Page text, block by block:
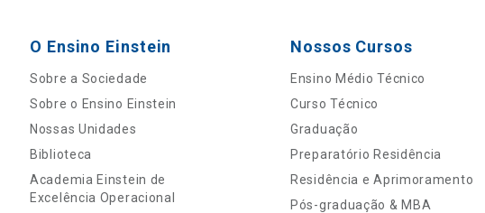
O Ensino Einstein
Sobre a Sociedade
Sobre o Ensino Einstein
Nossas Unidades
Biblioteca
Academia Einstein de
Excelência Operacional
Nossos Cursos
Ensino Médio Técnico
Curso Técnico
Graduação
Preparatório Residência
Residência e Aprimoramento
Pós-graduação & MBA